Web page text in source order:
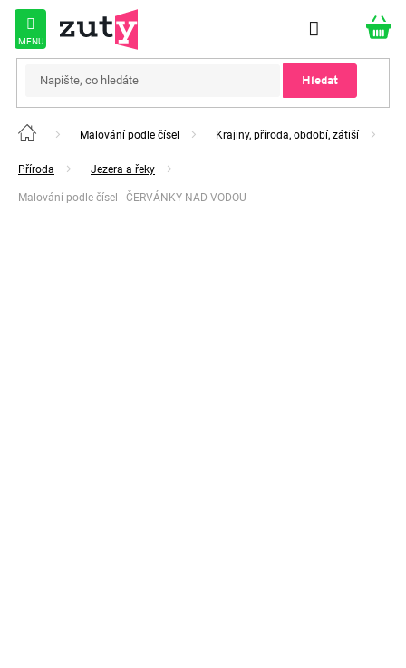
Přejít
obsah
Hledat
Domů Malování podle čísel Krajiny, příroda, období, zátiší
Příroda Jezera a řeky
Malování podle čísel - ČERVÁNKY NAD VODOU